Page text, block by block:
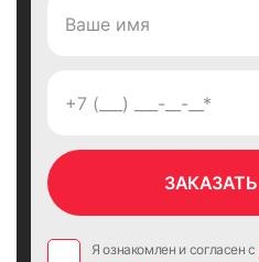
Я ознакомлен и согласен с